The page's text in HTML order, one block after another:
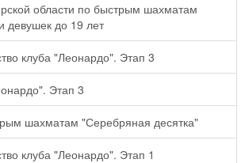
области по быстрым шахматам
девушек до 19 лет
клуба "Леонардо". Этап 3
Этап 3
шахматам "Серебряная десятка"
клуба "Леонардо". Этап 1